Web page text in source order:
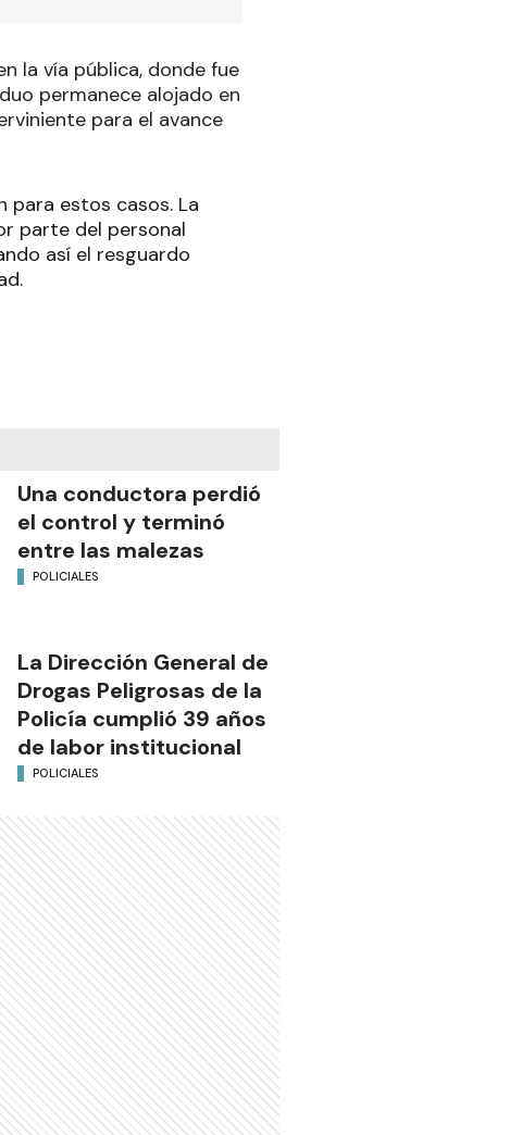
la vía pública, donde fue
permanece alojado en
para el avance
para estos casos. La
parte del personal
así el resguardo
Una conductora perdió
el control y terminó
entre las malezas
POLICIALES
La Dirección General de
Drogas Peligrosas de la
Policía cumplió 39 años
de labor institucional
POLICIALES